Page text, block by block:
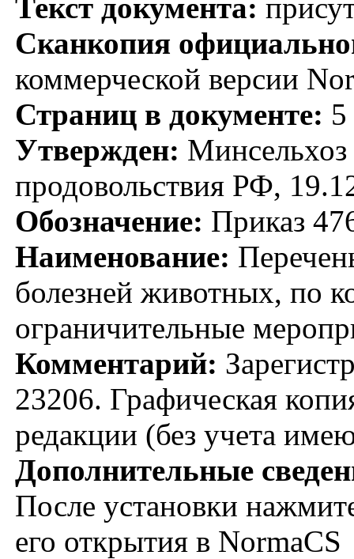
Текст документа:
Сканкопия
коммерческой версии
Страниц в документе: 5
Утвержден: Минсельхоз
продовольствия РФ,
Обозначение: Приказ
Наименование:
болезней животных, по
ограничительные
Комментарий:
23206. Графическая
редакции (без учета
Дополнительные
После установки
его открытия в NormaCS